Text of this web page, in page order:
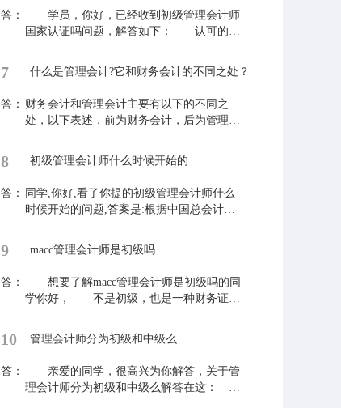
间2019年8月17日08:00开始查询。 最后
欢迎同学们提出更多的问题，老师时刻为同
学答疑解惑!
答：
学员，你好，已经收到初级管理会计师
国家认证吗问题，解答如下： 认可的，
(中总协)颁发，是中国管理会计人才铂金级
证书。初级证书主要面向中基层从业者和大
学在校生，中级证书主要面向能力和经验兼
具的中高级从业者。学员在接受相应培训、
参加并通过由中总协主持的管理会计师专业
书。 如果同学们还有什么不了解的地方
可以学习更多相关知识。
7 什么是管理会计?它和财务会计的不同之处？
答： 财务会计和管理会计主要有以下的不同之
处，以下表述，前为财务会计，后为管理会
2、核算主体不同： 以企业为主体 多层次的
主体3、核算原则不同：遵守统一的会计制
度 不受会计制度的制约4、核算目的不同：
过去的会计信息 事前、事中、事后的信息
5、核算程序不同： 有固定程序 没有固定程
计、统计、数学等7、核算要求不同： 力求
编制 不定期编制9、核算重点不同： 反映过
去 规划未来、控制现在10控制对象不同：
责任中心
8 初级管理会计师什么时候开始的
答：
同学,你好,看了你提的初级管理会计师什么
时候开始的问题,答案是:根据中国总会计师
业能力考试举行三次,具体时间如下:2019年4
月份考试时间:2019年4月20日9:00-11:302019
年8月份考试时间:2019年8月24日9:00-11:302
019年12月份考试时间:2019年12月21日9:00-
11:30要是同学还有其他会计问题,可以直接
9 macc管理会计师是初级吗
答：
想要了解macc管理会计师是初级吗的同
学你好， 不是初级，也是一种财务证
为基础，以管理会计能力素质提升工程为指
导，以MACC专家顾问委员会中美各界管理
会计专家的研究理念为依托;而CMA为IMA
推出的管理会计认证。也就是说，MACC是
为丰富CMA而推出的专业课程，为提升CM
10 管理会计师分为初级和中级么
答：
亲爱的同学，很高兴为你解答，关于管
理会计师分为初级和中级么解答在这：